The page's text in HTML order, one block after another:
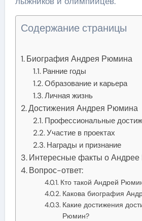
Содержание страницы
Биография Андрея Рюмина
Ранние годы
Образование и карьера
Личная жизнь
Достижения Андрея Рюмина
Профессиональные
Участие в проектах
Награды и признание
Интересные факты о
Вопрос-ответ:
Кто такой Андрей
Какова биография
Какие достижения
Рюмин?